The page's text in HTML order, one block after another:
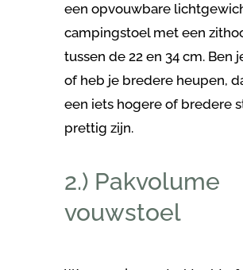
een opvouwbare
campingstoel met een
tussen de 22 en 34 cm. Ben
of heb je bredere heupen,
een iets hogere of bredere
prettig zijn.
2.) Pakvolume
vouwstoel